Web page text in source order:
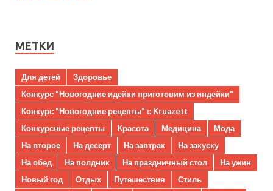
МЕТКИ
Для детей
Здоровье
Конкурс "Новогодние идейки приготовим из индейки"
Конкурс "Новогодние рецепты" с Kruazett
Конкурсные рецепты
Красота Медицина
Мода
На второе
На десерт На завтрак
На закуску
На обед
На полдник На праздничный стол
На ужин
Новый год
Отдых Путешествия
Стиль